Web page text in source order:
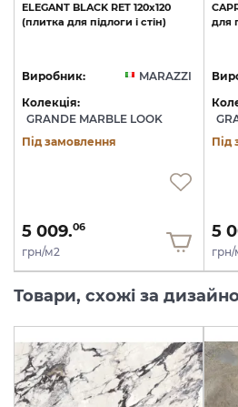
ELEGANT BLACK RET 120х120
(плитка для підлоги і стін)
Виробник:
MARAZZI
Колекція:
GRANDE MARBLE LOOK
Під замовлення
5 009.06
грн/м2
для
Під
5
грн/
Товари, схожі за